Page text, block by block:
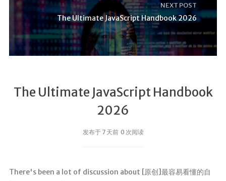
NEXT POST
The Ultimate JavaScript Handbook 2026
The Ultimate JavaScript Handbook
2026
发布于 7 天前 0 次阅读
There's been a lot of discussion about [原创]最容易看懂的自